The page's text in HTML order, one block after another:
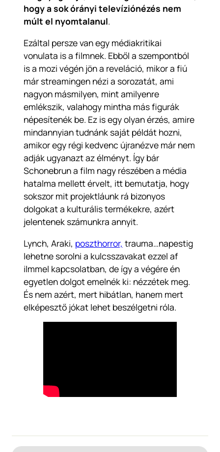
hogy a sok órányi televíziónézés nem
múlt el nyomtalanul.
Ezáltal persze van egy médiakritikai
vonulata is a filmnek. Ebből a szempontból
is a mozi végén jön a reveláció, mikor a fiú
már streamingen nézi a sorozatát, ami
nagyon másmilyen, mint amilyenre
emlékszik, valahogy mintha más figurák
népesítenék be. Ez is egy olyan érzés, amire
mindannyian tudnánk saját példát hozni,
amikor egy régi kedvenc újranézve már nem
adják ugyanazt az élményt. Így bár
Schonebrun a film nagy részében a média
hatalma mellett érvelt, itt bemutatja, hogy
sokszor mit projektláunk rá bizonyos
dolgokat a kulturális termékekre, azért
jelentenek számunkra annyit.
Lynch, Araki, poszthorror, trauma…napestig
lehetne sorolni a kulcsszavakat ezzel af
ilmmel kapcsolatban, de így a végére én
egyetlen dolgot emelnék ki: nézzétek meg.
És nem azért, mert hibátlan, hanem mert
elképesztő jókat lehet beszélgetni róla.